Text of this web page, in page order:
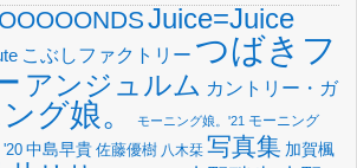
Juice=Juice
こぶしファクトリー つばきフ
アンジュルム カントリー・ガ
グ娘。 モーニング娘。'21 モーニング
'20 中島早貴 佐藤優樹 八木栞 写真集 加賀楓